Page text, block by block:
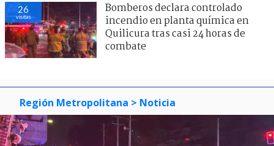
26
visitas
Bomberos declara controlado
incendio en planta química en
Quilicura tras casi 24 horas de
combate
Región Metropolitana > Noticia